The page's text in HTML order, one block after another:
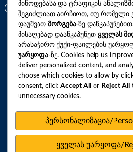
info@synevo.ge
2021 – 2026 © სინევო. ყველა
ყველა ანალიზი
ჩვენი აქციები და
როგორ მოვემზადოთ ტესტების
ლაბორატორიული
სარედაქციო
მიწოდებასა და ტრაფიკის
შეგიძლიათ აირჩიოთ, თუ რომელი
დაუშვათ მორგება-ზე
მისაღებად დააწკაპუნეთ ყველას
არასაჭირო ქუქი-ფაილების
უარყოფა-ზე. Cookies help us
deliver personalized content, and
choose which cookies to allow by
consent, click Accept All or Reject All
unnecessary cookies.
პერსონალიზაცია/
ყველას უარყოფა/